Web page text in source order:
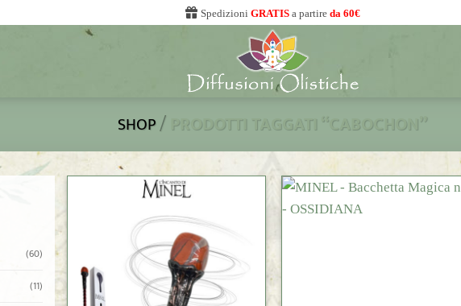
Spedizioni GRATIS a partire da 60€
SHOP/ PRODOTTI TAGGATI “CABOCHON”
(60)
(11)